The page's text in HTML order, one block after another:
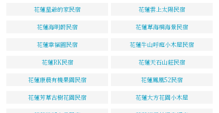
花蓮星爺的家民宿 花蓮雲上太陽民宿
花蓮海明蔚民宿 花蓮草海桐海景民宿
花蓮幸福圓民宿 花蓮牛山呼庭小木屋民宿
花蓮RK民宿 花蓮天石山莊民宿
花蓮康晨有機果園民宿 花蓮鳳凰52民宿
花蓮芳草古樹花園民宿 花蓮大方花園小木屋